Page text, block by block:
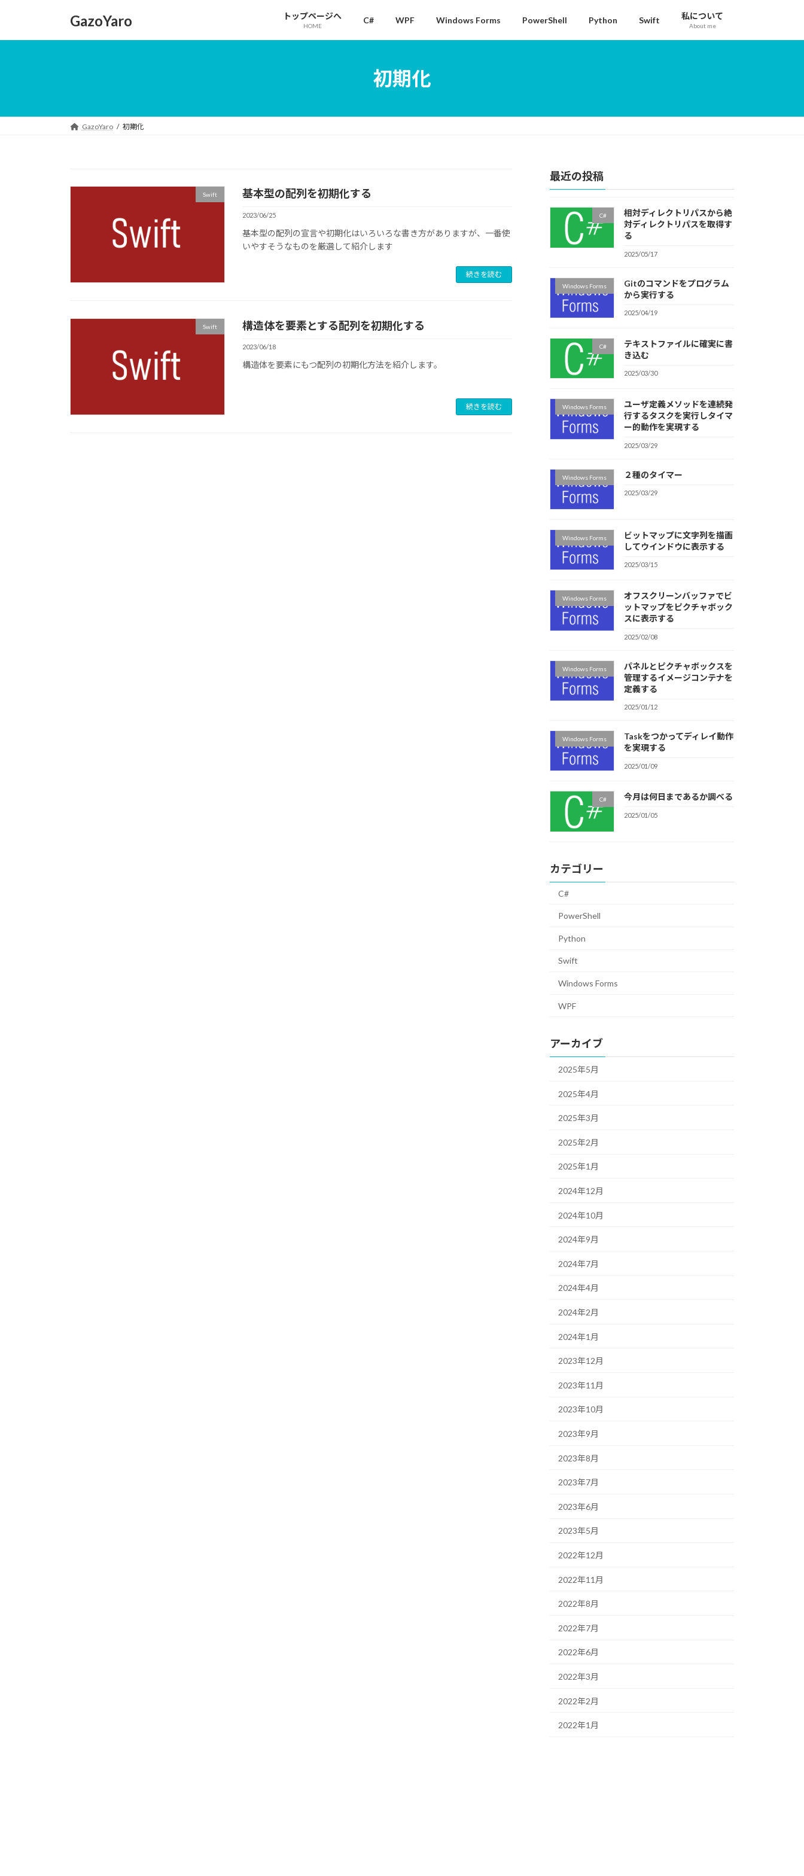
GazoYaro トップページへ
HOME
C# WPF Windows Forms PowerShell Python Swift 私について
About me
初期化
GazoYaro 初期化
Swift 基本型の配列を初期化する
2023/06/25
基本型の配列の宣言や初期化はいろいろな書き方がありますが、一番使
いやすそうなものを厳選して紹介します
続きを読む
Swift 構造体を要素とする配列を初期化する
2023/06/18
構造体を要素にもつ配列の初期化方法を紹介します。
続きを読む
最近の投稿
C#
相対ディレクトリパスから絶
対ディレクトリパスを取得す
る
2025/05/17
Windows Forms
Gitのコマンドをプログラム
から実行する
2025/04/19
C#
テキストファイルに確実に書
き込む
2025/03/30
Windows Forms
ユーザ定義メソッドを連続発
行するタスクを実行しタイマ
ー的動作を実現する
2025/03/29
Windows Forms ２種のタイマー
2025/03/29
Windows Forms
ビットマップに文字列を描画
してウインドウに表示する
2025/03/15
Windows Forms
オフスクリーンバッファでビ
ットマップをピクチャボック
スに表示する
2025/02/08
Windows Forms
パネルとピクチャボックスを
管理するイメージコンテナを
定義する
2025/01/12
Windows Forms
Taskをつかってディレイ動作
を実現する
2025/01/09
C# 今月は何日まであるか調べる
2025/01/05
カテゴリー
C#
PowerShell
Python
Swift
Windows Forms
WPF
アーカイブ
2025年5月
2025年4月
2025年3月
2025年2月
2025年1月
2024年12月
2024年10月
2024年9月
2024年7月
2024年4月
2024年2月
2024年1月
2023年12月
2023年11月
2023年10月
2023年9月
2023年8月
2023年7月
2023年6月
2023年5月
2022年12月
2022年11月
2022年8月
2022年7月
2022年6月
2022年3月
2022年2月
2022年1月